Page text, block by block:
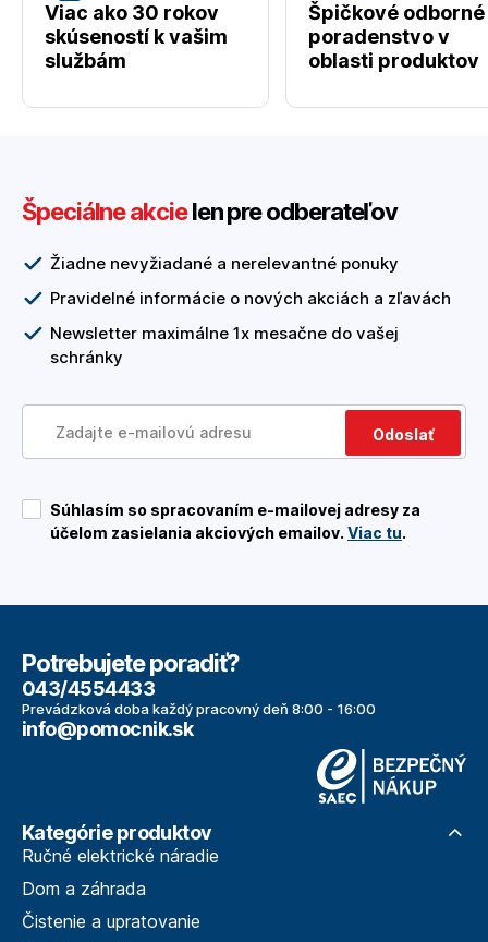
Viac ako 30 rokov
skúseností k vašim
službám
Špičkové odborné
poradenstvo v
oblasti produktov
Špeciálne akcielen pre odberateľov
Žiadne nevyžiadané a nerelevantné ponuky
Pravidelné informácie o nových akciách a zľavách
Newsletter maximálne 1x mesačne do vašej
schránky
Odoslať
Súhlasím so spracovaním e-mailovej adresy za
účelom zasielania akciových emailov. Viac tu.
Potrebujete poradiť?
043/4554433
Prevádzková doba každý pracovný deň 8:00 - 16:00
info@pomocnik.sk
Kategórie produktov
Ručné elektrické náradie
Dom a záhrada
Čistenie a upratovanie